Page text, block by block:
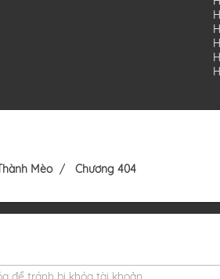
Mèo Chương 404